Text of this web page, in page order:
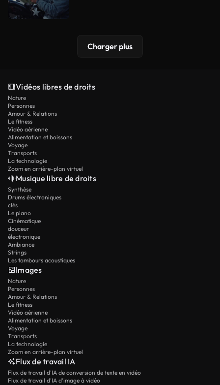
Charger plus
Vidéos libres de droits
Nature
Personnes
Amour & Relations
Le fitness
Vidéo aérienne
Alimentation et boissons
Voyage
Transports
La technologie
Zoom en arrière-plan virtuel
Musique libre de droits
Synthèse
Drums électroniques
clés
Le piano
Cinématique
douceur
électronique
Ambiance
Strings
Les tambours acoustiques
Images
Nature
Personnes
Amour & Relations
Le fitness
Vidéo aérienne
Alimentation et boissons
Voyage
Transports
La technologie
Zoom en arrière-plan virtuel
Flux de travail IA
Flux de travail d’IA de conversion de texte en vidéo
Flux de travail d’IA d’image à vidéo